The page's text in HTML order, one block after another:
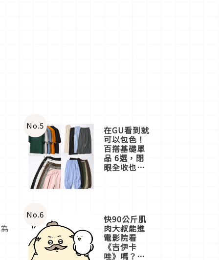
No.5 在GU看到就
可以包色！
百搭基礎單
品 6選，閉
眼全收也不
No.6 快90公斤肌
肉大叔能進
電影院看
《吉伊卡
哇》嗎？日